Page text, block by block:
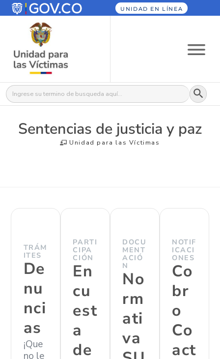
UNIDAD EN LÍNEA
Buscar: Botón
Sentencias de justicia y paz
Unidad para las Víctimas
TRÁM
ITES
De
nu
nci
as
¡Que
no le
PARTI
CIPA
CIÓN
En
cu
est
a
de
DOCU
MENT
ACIÓ
N
No
rm
ati
va
NOTIF
ICACI
ONES
Co
br
o
Co
act